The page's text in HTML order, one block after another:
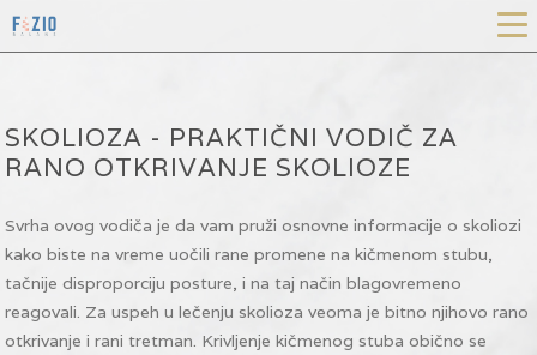
SKOLIOZA - PRAKTIČNI VODIČ ZA
RANO OTKRIVANJE SKOLIOZE
Svrha ovog vodiča je da vam pruži osnovne informacije o skoliozi
kako biste na vreme uočili rane promene na kičmenom stubu,
tačnije disproporciju posture, i na taj način blagovremeno
reagovali. Za uspeh u lečenju skolioza veoma je bitno njihovo rano
otkrivanje i rani tretman. Krivljenje kičmenog stuba obično se